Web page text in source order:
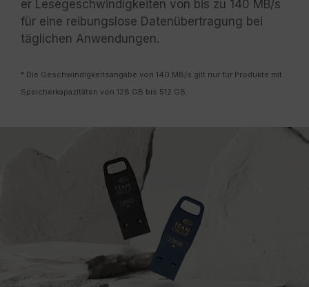
er Lesegeschwindigkeiten von bis zu 140 MB/s
für eine reibungslose Datenübertragung bei
täglichen Anwendungen.
* Die Geschwindigkeitsangabe von 140 MB/s gilt nur für Produkte mit
Speicherkapazitäten von 128 GB bis 512 GB.